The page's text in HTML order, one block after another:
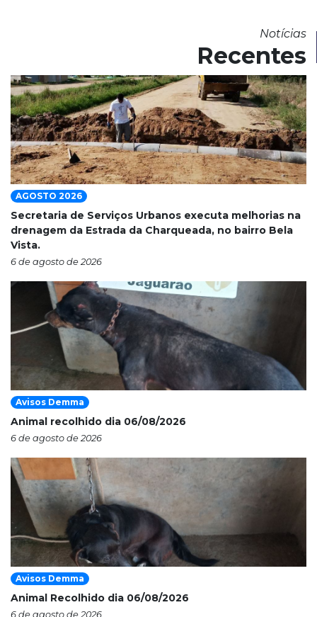
Notícias
Recentes
AGOSTO 2026
Secretaria de Serviços Urbanos executa melhorias na
drenagem da Estrada da Charqueada, no bairro Bela
Vista.
6 de agosto de 2026
Avisos Demma
Animal recolhido dia 06/08/2026
6 de agosto de 2026
Avisos Demma
Animal Recolhido dia 06/08/2026
6 de agosto de 2026